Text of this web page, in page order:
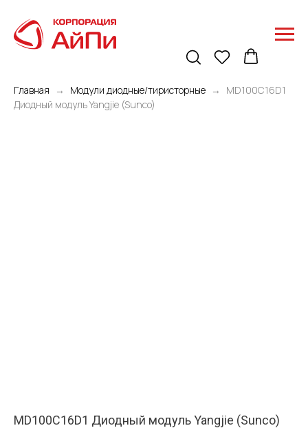
Главная Модули диодные/тиристорные
MD100C16D1
Диодный модуль Yangjie (Sunco)
MD100C16D1 Диодный модуль Yangjie (Sunco)